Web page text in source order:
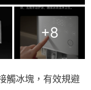
+8
觸冰塊，有效規避